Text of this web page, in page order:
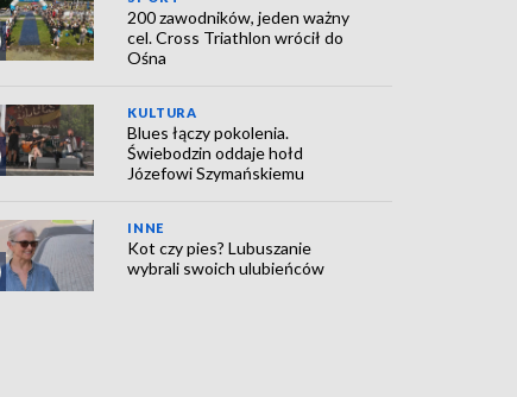
200 zawodników, jeden ważny
cel. Cross Triathlon wrócił do
Ośna
KULTURA
Blues łączy pokolenia.
Świebodzin oddaje hołd
Józefowi Szymańskiemu
INNE
Kot czy pies? Lubuszanie
wybrali swoich ulubieńców